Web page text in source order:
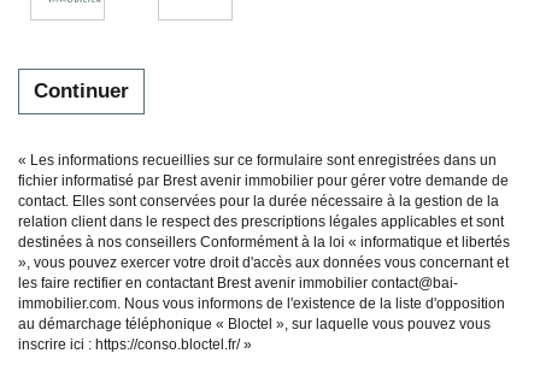
Continuer
« Les informations recueillies sur ce formulaire sont enregistrées dans un
fichier informatisé par Brest avenir immobilier pour gérer votre demande de
contact. Elles sont conservées pour la durée nécessaire à la gestion de la
relation client dans le respect des prescriptions légales applicables et sont
destinées à nos conseillers Conformément à la loi « informatique et libertés
», vous pouvez exercer votre droit d'accès aux données vous concernant et
les faire rectifier en contactant Brest avenir immobilier contact@bai-
immobilier.com. Nous vous informons de l'existence de la liste d'opposition
au démarchage téléphonique « Bloctel », sur laquelle vous pouvez vous
inscrire ici : https://conso.bloctel.fr/»